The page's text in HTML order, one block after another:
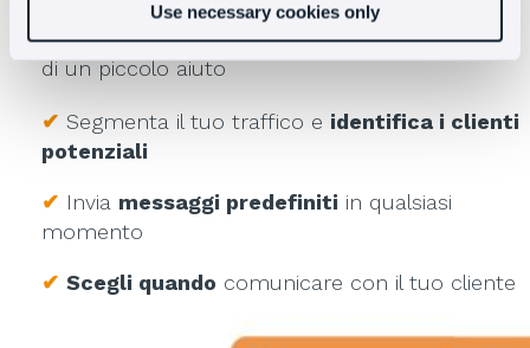
Use necessary cookies only
Lo shopping ha solo bisogno
di un piccolo aiuto
✔ Segmenta il tuo traffico e identifica i clienti
potenziali
✔ Invia messaggi predefiniti in qualsiasi
momento
✔ Scegli quando comunicare con il tuo cliente